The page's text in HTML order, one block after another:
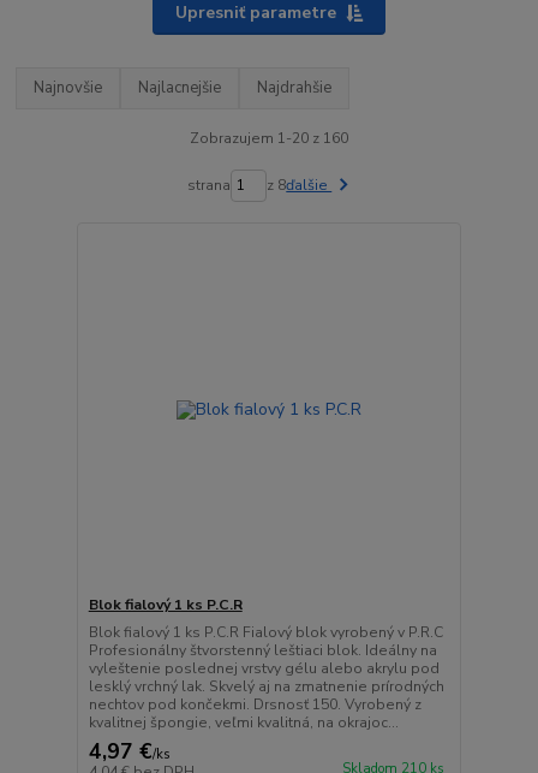
Upresniť parametre
Najnovšie Najlacnejšie Najdrahšie
Zobrazujem 1-20 z 160
strana z 8ďalšie
Blok fialový 1 ks P.C.R
Blok fialový 1 ks P.C.R Fialový blok vyrobený v P.R.C
Profesionálny štvorstenný leštiaci blok. Ideálny na
vyleštenie poslednej vrstvy gélu alebo akrylu pod
lesklý vrchný lak. Skvelý aj na zmatnenie prírodných
nechtov pod končekmi. Drsnosť 150. Vyrobený z
kvalitnej špongie, veľmi kvalitná, na okrajoc...
4,97 €/ks
Skladom 210 ks